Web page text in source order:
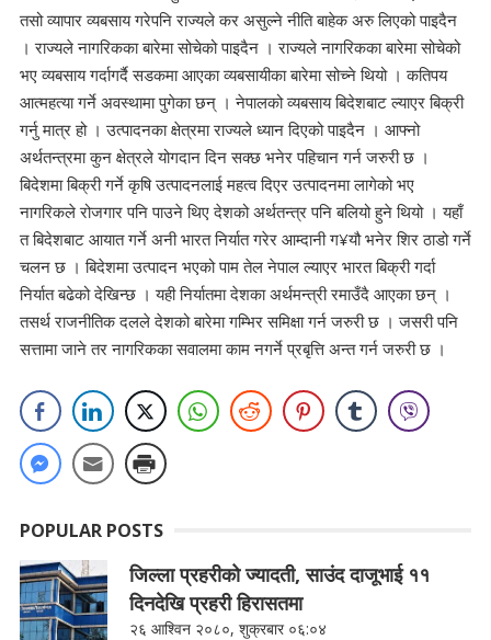
तसो व्यापार व्यबसाय गरेपनि राज्यले कर असुल्ने नीति बाहेक अरु लिएको पाइदैन
। राज्यले नागरिकका बारेमा सोचेको पाइदैन । राज्यले नागरिकका बारेमा सोचेको
भए व्यबसाय गर्दागर्दै सडकमा आएका व्यबसायीका बारेमा सोच्ने थियो । कतिपय
आत्महत्या गर्ने अवस्थामा पुगेका छन् । नेपालको व्यबसाय बिदेशबाट ल्याएर बिक्री
गर्नु मात्र हो । उत्पादनका क्षेत्रमा राज्यले ध्यान दिएको पाइदैन । आफ्नो
अर्थतन्त्रमा कुन क्षेत्रले योगदान दिन सक्छ भनेर पहिचान गर्न जरुरी छ ।
बिदेशमा बिक्री गर्ने कृषि उत्पादनलाई महत्व दिएर उत्पादनमा लागेको भए
नागरिकले रोजगार पनि पाउने थिए देशको अर्थतन्त्र पनि बलियो हुने थियो । यहाँ
त बिदेशबाट आयात गर्ने अनी भारत निर्यात गरेर आम्दानी ग¥यौ भनेर शिर ठाडो गर्ने
चलन छ । बिदेशमा उत्पादन भएको पाम तेल नेपाल ल्याएर भारत बिक्री गर्दा
निर्यात बढेको देखिन्छ । यही निर्यातमा देशका अर्थमन्त्री रमाउँदै आएका छन् ।
तसर्थ राजनीतिक दलले देशको बारेमा गम्भिर समिक्षा गर्न जरुरी छ । जसरी पनि
सत्तामा जाने तर नागरिकका सवालमा काम नगर्ने प्रबृत्ति अन्त गर्न जरुरी छ ।
POPULAR POSTS
जिल्ला प्रहरीको ज्यादती, साउंद दाजूभाई ११
दिनदेखि प्रहरी हिरासतमा
२६ आश्विन २०८०, शुक्रबार ०६:०४